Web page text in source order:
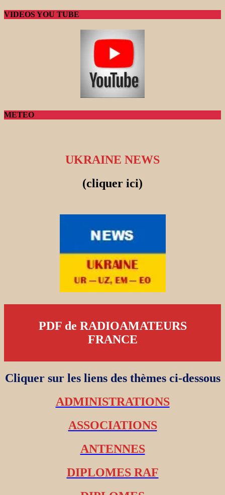
VIDEOS YOU TUBE
METEO
UKRAINE NEWS
(cliquer ici)
PDF de RADIOAMATEURS
FRANCE
Cliquer sur les liens des thèmes ci-dessous
ADMINISTRATIONS
ASSOCIATIONS
ANTENNES
DIPLOMES RAF